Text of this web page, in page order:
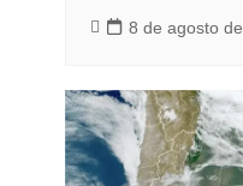
8 de agosto